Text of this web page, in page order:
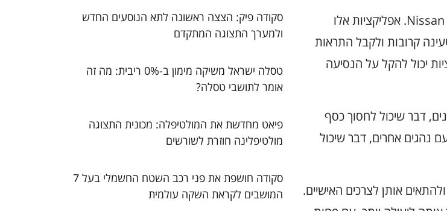
בימינו, ישנן אפליקציות רבות המציעות ניהול חכם של טעינת Nissan Leaf. אפליקציות אלו
קרובות ולקבל התראות
יכול להקל על הנסיעה
דבר שיכול לחסוך כסף
נהגים אחרים, דבר שיכול
אותן לצרכים האישיים.
סקודה פיק: הצצה ראשונה לתא הנוסעים החדש
ולמערך התצוגה המתקדם
טסלה ישראל משיקה מימון ב-0% ריבית: מה זה
אומר לתושבי טסלה?
פיאט מחדשת את המולטיפלה: מכונית התצוגה
מולטיפלינה חוזרת לשורשים
סקודה חושפת את פני רכב השטח החשמלי בעל 7
המושבים לקראת השקה עולמית